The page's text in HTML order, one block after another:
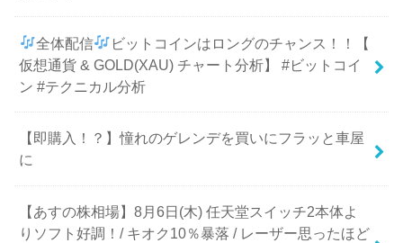
全体配信
ビットコインはロングのチャンス！！【
仮想通貨 & GOLD(XAU) チャート分析】 #ビットコイ
ン #テクニカル分析
【即購入！？】憧れのゲレンデを買いにフラッと車屋
に
【あすの株相場】8月6日(木) 任天堂スイッチ2本体よ
りソフト好調！/ キオク10％暴落 / レーザー思ったほど